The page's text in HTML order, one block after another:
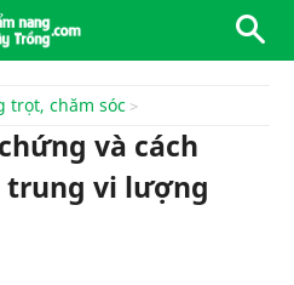
trọt, chăm sóc
và cách
trung vi lượng